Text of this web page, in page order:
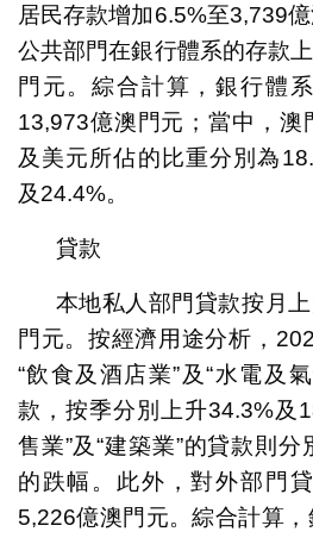
居民存款增加6.5%至3,739
公共部門在銀行體系的存款
門元。綜合計算，銀行體
13,973億澳門元；當中，澳
及美元所佔的比重分別為
及24.4%。
貸款
本地私人部門貸款按月
門元。按經濟用途分析，
“飲食及酒店業”及“水電及
款，按季分別上升34.3%及
售業”及“建築業”的貸款則
的跌幅。此外，對外部門
5,226億澳門元。綜合計算